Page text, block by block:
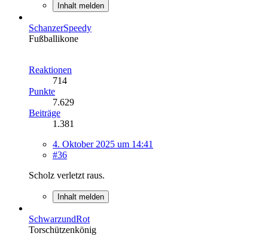
Inhalt melden
SchanzerSpeedy
Fußballikone
Reaktionen
714
Punkte
7.629
Beiträge
1.381
4. Oktober 2025 um 14:41
#36
Scholz verletzt raus.
Inhalt melden
SchwarzundRot
Torschützenkönig